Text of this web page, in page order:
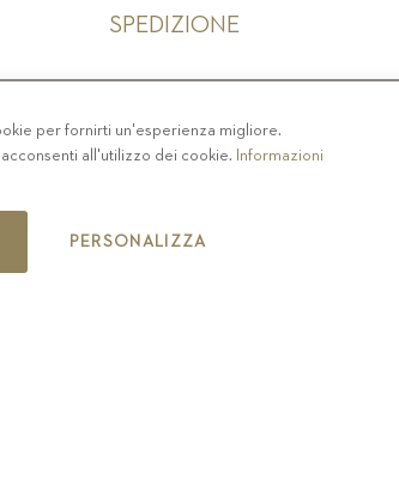
SPEDIZIONE
-COOKIE POLICY-CODICE ETICO
2019 ST.MICHAEL - EPPAN
per fornirti un'esperienza migliore.
all'utilizzo dei cookie. Informazioni
PERSONALIZZA